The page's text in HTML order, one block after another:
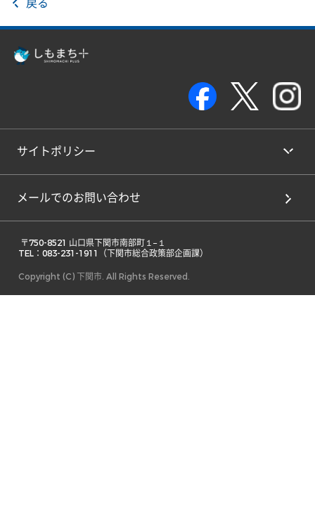
戻る
サイトポリシー
メールでのお問い合わせ
TEL：083-231-1911（下関市総合政策部企画課）
Copyright (C) 下関市. All Rights Reserved.